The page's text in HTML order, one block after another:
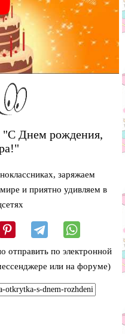
"С Днем рождения,
заряжаем
и приятно удивляем в
отправить по электронной
или на форуме)